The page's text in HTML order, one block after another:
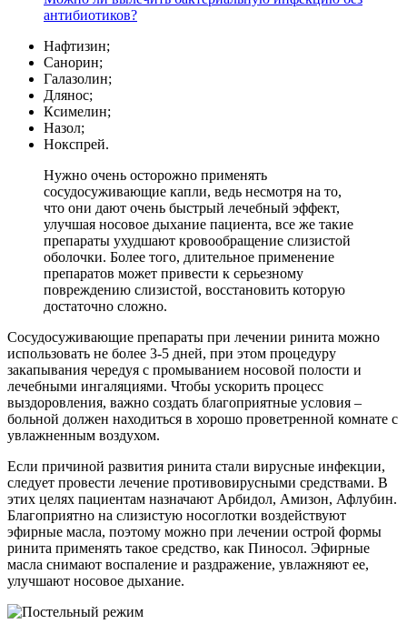
антибиотиков?
Нафтизин;
Санорин;
Галазолин;
Длянос;
Ксимелин;
Назол;
Нокспрей.
Нужно очень осторожно применять
сосудосуживающие капли, ведь несмотря на то,
что они дают очень быстрый лечебный эффект,
улучшая носовое дыхание пациента, все же такие
препараты ухудшают кровообращение слизистой
оболочки. Более того, длительное применение
препаратов может привести к серьезному
повреждению слизистой, восстановить которую
достаточно сложно.
Сосудосуживающие препараты при лечении ринита можно
использовать не более 3-5 дней, при этом процедуру
закапывания чередуя с промыванием носовой полости и
лечебными ингаляциями. Чтобы ускорить процесс
выздоровления, важно создать благоприятные условия –
больной должен находиться в хорошо проветренной комнате с
увлажненным воздухом.
Если причиной развития ринита стали вирусные инфекции,
следует провести лечение противовирусными средствами. В
этих целях пациентам назначают Арбидол, Амизон, Афлубин.
Благоприятно на слизистую носоглотки воздействуют
эфирные масла, поэтому можно при лечении острой формы
ринита применять такое средство, как Пиносол. Эфирные
масла снимают воспаление и раздражение, увлажняют ее,
улучшают носовое дыхание.